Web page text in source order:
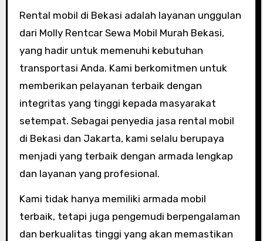
Rental mobil di Bekasi adalah layanan unggulan
dari Molly Rentcar Sewa Mobil Murah Bekasi,
yang hadir untuk memenuhi kebutuhan
transportasi Anda. Kami berkomitmen untuk
memberikan pelayanan terbaik dengan
integritas yang tinggi kepada masyarakat
setempat. Sebagai penyedia jasa rental mobil
di Bekasi dan Jakarta, kami selalu berupaya
menjadi yang terbaik dengan armada lengkap
dan layanan yang profesional.
Kami tidak hanya memiliki armada mobil
terbaik, tetapi juga pengemudi berpengalaman
dan berkualitas tinggi yang akan memastikan